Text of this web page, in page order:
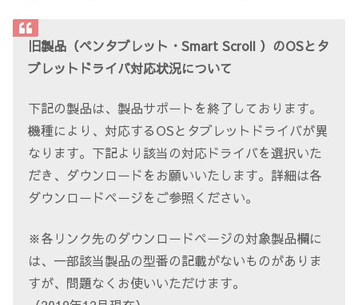
旧製品（ペンタブレット・Smart Scroll ）のOSとタ
ブレットドライバ対応状況について
下記の製品は、製品サポートを終了しております。
機種により、対応するOSとタブレットドライバが異
なります。下記より該当の対応ドライバを選択いた
だき、ダウンロードをお願いいたします。詳細は各
ダウンロードページをご参照ください。
※各リンク先のダウンロードページの対象製品欄に
は、一部該当製品の型番の記載がないものがありま
すが、問題なくお使いいただけます。